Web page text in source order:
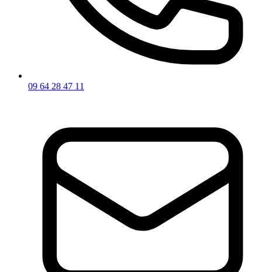
09 64 28 47 11